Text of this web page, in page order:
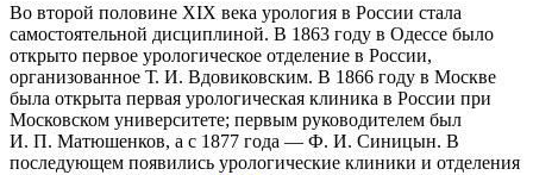
Во второй половине XIX века урология в России стала
самостоятельной дисциплиной. В 1863 году в Одессе было
открыто первое урологическое отделение в России,
организованное Т. И. Вдовиковским. В 1866 году в Москве
была открыта первая урологическая клиника в России при
Московском университете; первым руководителем был
И. П. Матюшенков, а с 1877 года — Ф. И. Синицын. В
последующем появились урологические клиники и отделения